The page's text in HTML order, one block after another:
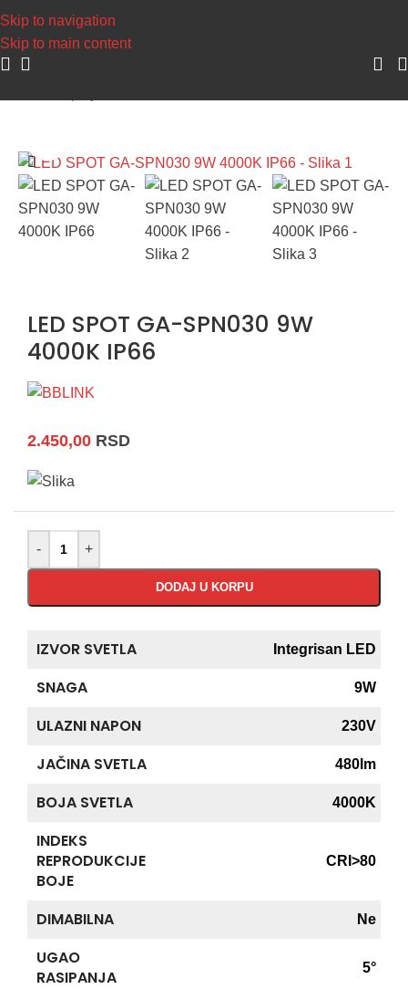
Skip to navigation
Skip to main content
LED SPOT GA-SPN030 9W
4000K IP66
2.450,00 RSD
- +
DODAJ U KORPU
IZVOR SVETLA Integrisan LED
SNAGA 9W
ULAZNI NAPON 230V
JAČINA SVETLA 480lm
BOJA SVETLA 4000K
INDEKS
REPRODUKCIJE
BOJE
CRI>80
DIMABILNA Ne
UGAO
RASIPANJA
5°